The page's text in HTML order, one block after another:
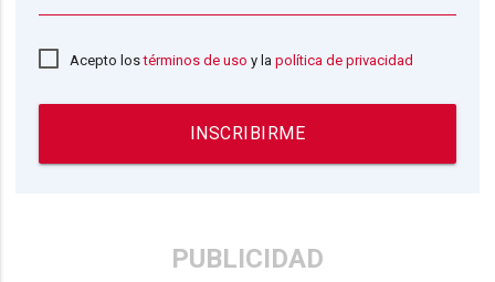
Acepto lostérminos de uso y lapolítica de privacidad
INSCRIBIRME
PUBLICIDAD